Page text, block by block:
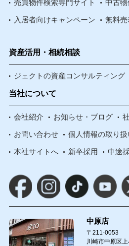
売買物件検索専門サイト 中古
入居者向けキャンペーン 無料
資産活用・相続相談
ジェクトの資産コンサルティング
当社について
会社紹介 お知らせ・ブログ
お問い合わせ 個人情報の取り扱
本社サイトへ 新卒採用 中途
中原店
〒211-0053
川崎市中原区